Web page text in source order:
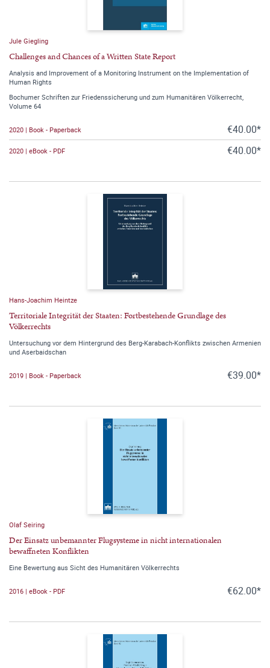
Jule Giegling
Challenges and Chances of a Written State Report
Analysis and Improvement of a Monitoring Instrument on the Implementation of
Human Rights
Bochumer Schriften zur Friedenssicherung und zum Humanitären Völkerrecht,
Volume 64
2020 | Book - Paperback €40.00*
2020 | eBook - PDF €40.00*
Hans-Joachim Heintze
Territoriale Integrität der Staaten: Fortbestehende Grundlage des
Völkerrechts
Untersuchung vor dem Hintergrund des Berg-Karabach-Konflikts zwischen Armenien
und Aserbaidschan
2019 | Book - Paperback €39.00*
Olaf Seiring
Der Einsatz unbemannter Flugsysteme in nicht internationalen
bewaffneten Konflikten
Eine Bewertung aus Sicht des Humanitären Völkerrechts
2016 | eBook - PDF €62.00*